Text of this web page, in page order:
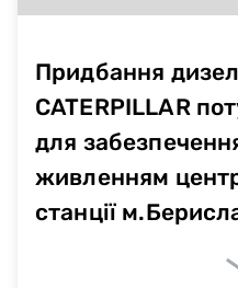
Придбання
CATERPILLAR
для
живленням
станції